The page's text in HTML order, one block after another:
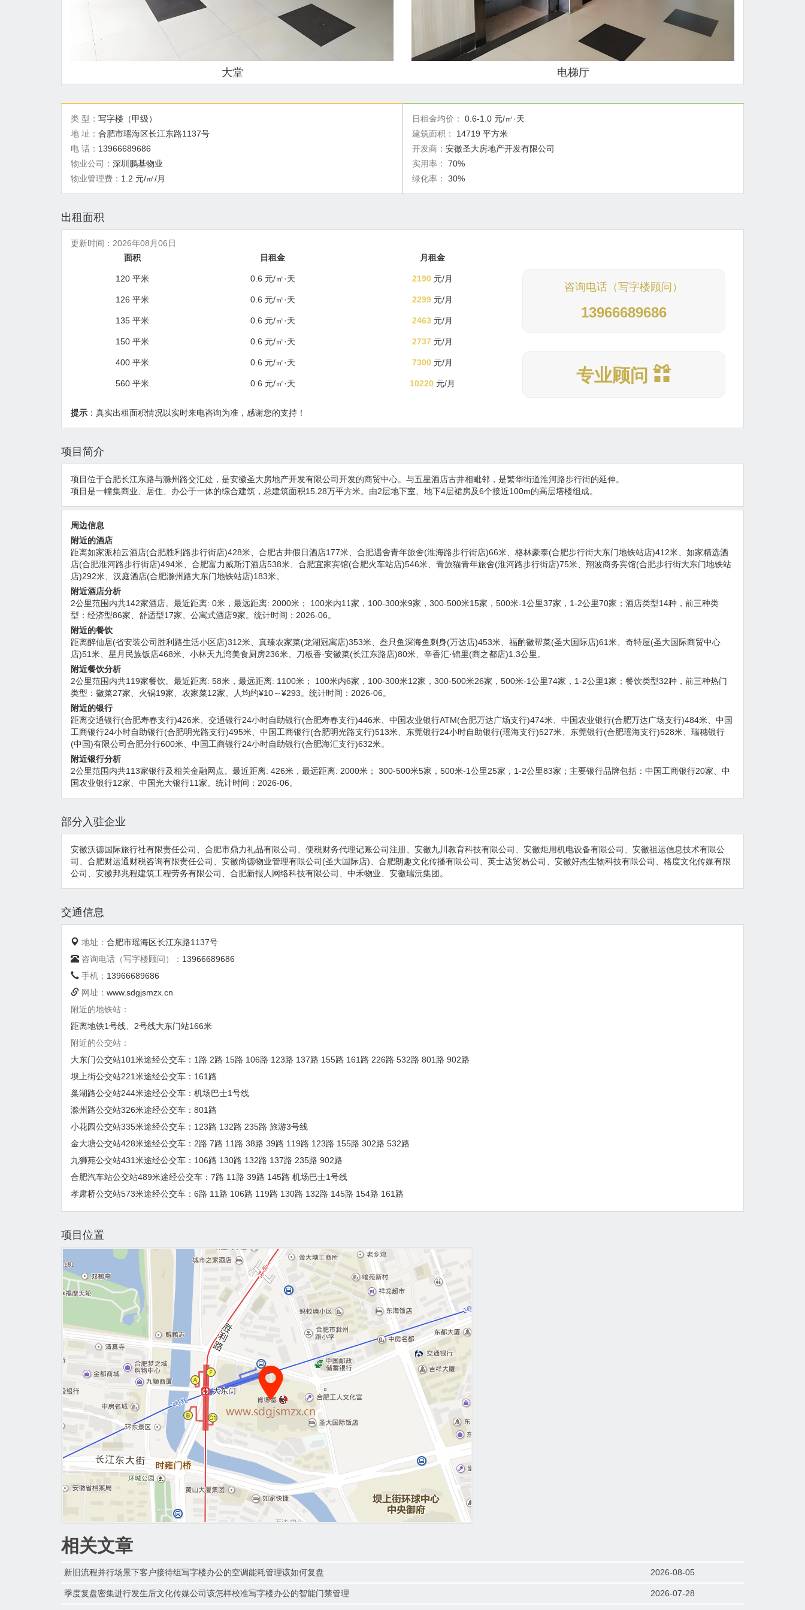
大堂 电梯厅
类 型： 写字楼（甲级）
地 址： 合肥市瑶海区长江东路1137号
电 话： 13966689686
物业公司： 深圳鹏基物业
物业管理费： 1.2 元/㎡/月
日租金均价：
0.6-1.0 元/㎡·天
建筑面积：
14719 平方米
开发商： 安徽圣大房地产开发有限公司
实用率：
70%
绿化率：
30%
出租面积
更新时间： 2026年08月06日
面积
日租金 月租金
120 平米 0.6 元/㎡·天 2190 元/月
126 平米 0.6 元/㎡·天 2299 元/月
135 平米 0.6 元/㎡·天 2463 元/月
150 平米 0.6 元/㎡·天 2737 元/月
400 平米 0.6 元/㎡·天 7300 元/月
560 平米 0.6 元/㎡·天 10220 元/月
提示 ：真实出租面积情况以实时来电咨询为准，感谢您的支持！
咨询电话（写字楼顾问）
13966689686
专业顾问
项目简介
项目位于合肥长江东路与滁州路交汇处，是安徽圣大房地产开发有限公司开发的商贸中心。与五星酒店古井相毗邻，是繁华街道淮河路步行街的延伸。
项目是一幢集商业、居住、办公于一体的综合建筑，总建筑面积15.28万平方米。由2层地下室、地下4层裙房及6个接近100m的高层塔楼组成。
周边信息
附近的酒店
距离如家派柏云酒店(合肥胜利路步行街店)428米、合肥古井假日酒店177米、合肥遇舍青年旅舍(淮海路步行街店)66米、格林豪泰(合肥步行街大东门地铁站店)412米、如家精选酒
店(合肥淮河路步行街店)494米、合肥富力威斯汀酒店538米、合肥宜家宾馆(合肥火车站店)546米、青旅猫青年旅舍(淮河路步行街店)75米、翔波商务宾馆(合肥步行街大东门地铁站
店)292米、汉庭酒店(合肥滁州路大东门地铁站店)183米。
附近酒店分析
2公里范围内共142家酒店。最近距离: 0米，最远距离: 2000米； 100米内11家，100-300米9家，300-500米15家，500米-1公里37家，1-2公里70家；酒店类型14种，前三种类
型：经济型86家、舒适型17家、公寓式酒店9家。统计时间：2026-06。
附近的餐饮
距离醉仙居(省安装公司胜利路生活小区店)312米、真臻农家菜(龙湖冠寓店)353米、叁只鱼深海鱼刺身(万达店)453米、福酌徽帮菜(圣大国际店)61米、奇特屋(圣大国际商贸中心
店)51米、星月民族饭店468米、小林天九湾美食厨房236米、刀板香·安徽菜(长江东路店)80米、辛香汇·锦里(商之都店)1.3公里。
附近餐饮分析
2公里范围内共119家餐饮。最近距离: 58米，最远距离: 1100米； 100米内6家，100-300米12家，300-500米26家，500米-1公里74家，1-2公里1家；餐饮类型32种，前三种热门
类型：徽菜27家、火锅19家、农家菜12家。人均约¥10～¥293。统计时间：2026-06。
附近的银行
距离交通银行(合肥寿春支行)426米、交通银行24小时自助银行(合肥寿春支行)446米、中国农业银行ATM(合肥万达广场支行)474米、中国农业银行(合肥万达广场支行)484米、中国
工商银行24小时自助银行(合肥明光路支行)495米、中国工商银行(合肥明光路支行)513米、东莞银行24小时自助银行(瑶海支行)527米、东莞银行(合肥瑶海支行)528米、瑞穗银行
(中国)有限公司合肥分行600米、中国工商银行24小时自助银行(合肥海汇支行)632米。
附近银行分析
2公里范围内共113家银行及相关金融网点。最近距离: 426米，最远距离: 2000米； 300-500米5家，500米-1公里25家，1-2公里83家；主要银行品牌包括：中国工商银行20家、中
国农业银行12家、中国光大银行11家。统计时间：2026-06。
部分入驻企业
安徽沃德国际旅行社有限责任公司、合肥市鼎力礼品有限公司、便税财务代理记账公司注册、安徽九川教育科技有限公司、安徽炬用机电设备有限公司、安徽祖运信息技术有限公
司、合肥财运通财税咨询有限责任公司、安徽尚德物业管理有限公司(圣大国际店)、合肥朗趣文化传播有限公司、英士达贸易公司、安徽好杰生物科技有限公司、格度文化传媒有限
公司、安徽邦兆程建筑工程劳务有限公司、合肥新报人网络科技有限公司、中禾物业、安徽瑞沅集团。
交通信息
地址： 合肥市瑶海区长江东路1137号
咨询电话（写字楼顾问）： 13966689686
手机： 13966689686
网址： www.sdgjsmzx.cn
附近的地铁站：
距离地铁1号线、2号线大东门站166米
附近的公交站：
大东门公交站101米途经公交车：1路 2路 15路 106路 123路 137路 155路 161路 226路 532路 801路 902路
坝上街公交站221米途经公交车：161路
巢湖路公交站244米途经公交车：机场巴士1号线
滁州路公交站326米途经公交车：801路
小花园公交站335米途经公交车：123路 132路 235路 旅游3号线
金大塘公交站428米途经公交车：2路 7路 11路 38路 39路 119路 123路 155路 302路 532路
九狮苑公交站431米途经公交车：106路 130路 132路 137路 235路 902路
合肥汽车站公交站489米途经公交车：7路 11路 39路 145路 机场巴士1号线
孝肃桥公交站573米途经公交车：6路 11路 106路 119路 130路 132路 145路 154路 161路
项目位置
相关文章
新旧流程并行场景下客户接待组写字楼办公的空调能耗管理该如何复盘 2026-08-05
季度复盘密集进行发生后文化传媒公司该怎样校准写字楼办公的智能门禁管理 2026-07-28